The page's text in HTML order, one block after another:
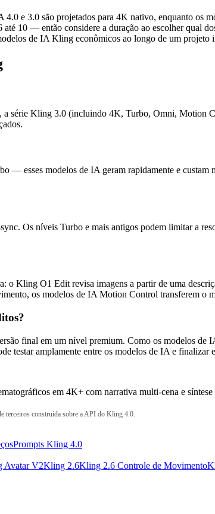
e 3.0 são projetados para 4K nativo, enquanto os
10 — então considere a duração ao escolher qual
de IA Kling econômicos ao longo de um projeto
série Kling 3.0 (incluindo 4K, Turbo, Omni, Motion
esses modelos de IA geram rapidamente e custam
Os níveis Turbo e mais antigos podem limitar a
o Kling O1 Edit revisa imagens a partir de uma
os modelos de IA Motion Control transferem o
final em um nível premium. Como os modelos
testar amplamente entre os modelos de IA e finalizar
em 4K+ com narrativa multi-cena e
terceiros construída sobre a API do Kling 4.0.
Prompts Kling 4.0
Avatar V2Kling 2.6Kling 2.6 Controle de Movimento